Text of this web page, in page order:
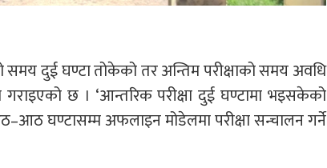
समय दुई घण्टा तोकेको तर अन्तिम परीक्षाको समय अवधि
छ । ‘आन्तरिक परीक्षा दुई घण्टामा भइसकेको
घण्टासम्म अफलाइन मोडेलमा परीक्षा सन्चालन गर्ने